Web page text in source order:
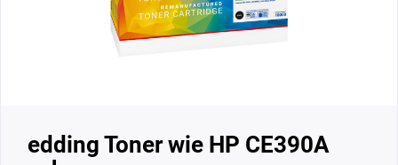
edding Toner wie HP CE390A